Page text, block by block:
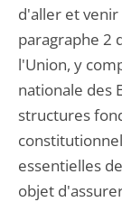
d'aller et venir
paragraphe 2
l'Union, y
nationale des
structures
essentielles
objet